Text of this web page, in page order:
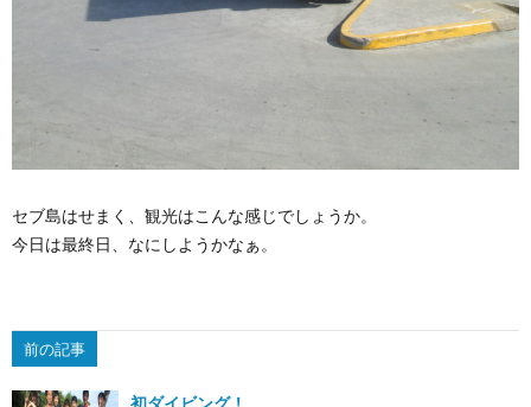
セブ島はせまく、観光はこんな感じでしょうか。
今日は最終日、なにしようかなぁ。
前の記事
初ダイビング！